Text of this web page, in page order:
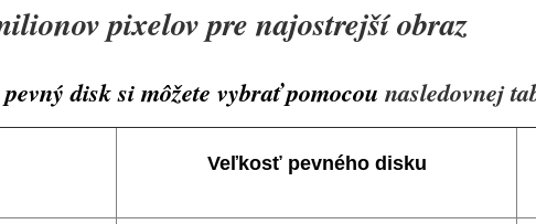
pixelov pre najostrejší obraz
disk si môžete vybrať pomocounasledovnej
Veľkosť pevného disku